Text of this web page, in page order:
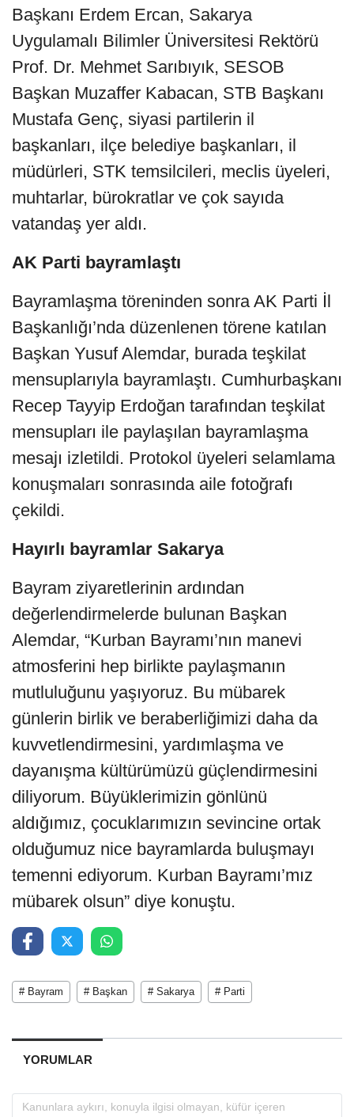
Başkanı Erdem Ercan, Sakarya
Uygulamalı Bilimler Üniversitesi Rektörü
Prof. Dr. Mehmet Sarıbıyık, SESOB
Başkan Muzaffer Kabacan, STB Başkanı
Mustafa Genç, siyasi partilerin il
başkanları, ilçe belediye başkanları, il
müdürleri, STK temsilcileri, meclis üyeleri,
muhtarlar, bürokratlar ve çok sayıda
vatandaş yer aldı.
AK Parti bayramlaştı
Bayramlaşma töreninden sonra AK Parti İl
Başkanlığı’nda düzenlenen törene katılan
Başkan Yusuf Alemdar, burada teşkilat
mensuplarıyla bayramlaştı. Cumhurbaşkanı
Recep Tayyip Erdoğan tarafından teşkilat
mensupları ile paylaşılan bayramlaşma
mesajı izletildi. Protokol üyeleri selamlama
konuşmaları sonrasında aile fotoğrafı
çekildi.
Hayırlı bayramlar Sakarya
Bayram ziyaretlerinin ardından
değerlendirmelerde bulunan Başkan
Alemdar, “Kurban Bayramı’nın manevi
atmosferini hep birlikte paylaşmanın
mutluluğunu yaşıyoruz. Bu mübarek
günlerin birlik ve beraberliğimizi daha da
kuvvetlendirmesini, yardımlaşma ve
dayanışma kültürümüzü güçlendirmesini
diliyorum. Büyüklerimizin gönlünü
aldığımız, çocuklarımızın sevincine ortak
olduğumuz nice bayramlarda buluşmayı
temenni ediyorum. Kurban Bayramı’mız
mübarek olsun” diye konuştu.
# Bayram # Başkan # Sakarya # Parti
YORUMLAR